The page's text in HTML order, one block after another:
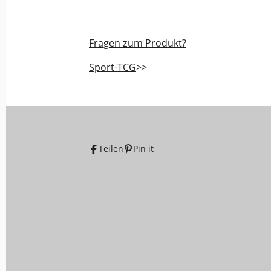
Fragen zum Produkt?
Sport-TCG>>
Teilen Pin it